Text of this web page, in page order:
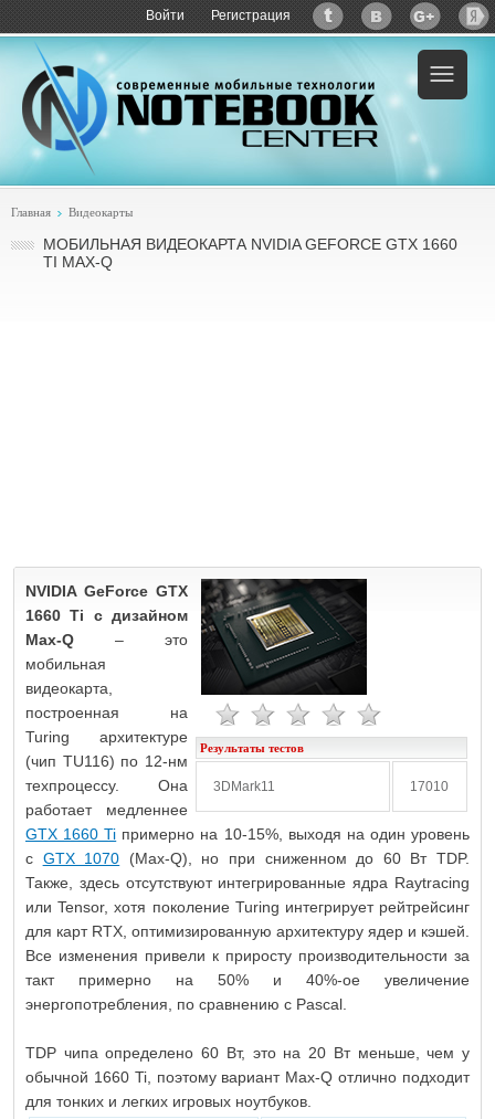
Войти Регистрация
Главная Видеокарты
МОБИЛЬНАЯ ВИДЕОКАРТА NVIDIA GEFORCE GTX 1660
TI MAX-Q
Результаты тестов
3DMark11 17010
NVIDIA GeForce GTX
1660 Ti с дизайном
Max-Q – это
мобильная
видеокарта,
построенная на
Turing архитектуре
(чип TU116) по 12-нм
техпроцессу. Она
работает медленнее
GTX 1660 Ti примерно на 10-15%, выходя на один уровень
с GTX 1070 (Max-Q), но при сниженном до 60 Вт TDP.
Также, здесь отсутствуют интегрированные ядра Raytracing
или Tensor, хотя поколение Turing интегрирует рейтрейсинг
для карт RTX, оптимизированную архитектуру ядер и кэшей.
Все изменения привели к приросту производительности за
такт примерно на 50% и 40%-ое увеличение
энергопотребления, по сравнению с Pascal.
TDP чипа определено 60 Вт, это на 20 Вт меньше, чем у
обычной 1660 Ti, поэтому вариант Max-Q отлично подходит
для тонких и легких игровых ноутбуков.